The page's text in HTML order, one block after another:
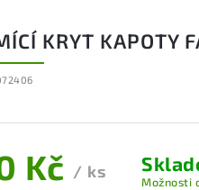
KRYT KAPOTY
Kč / ks
Možnosti